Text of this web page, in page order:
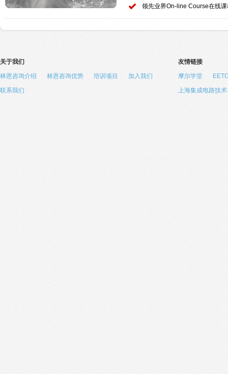
领先业界On-line Course在线
关于我们
林恩咨询介绍
林恩咨询优势 培训项目
加入我们
联系我们
友情链接
摩尔学堂
上海集成电路技